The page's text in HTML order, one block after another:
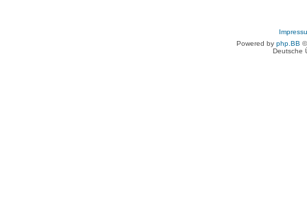
Powered by php.BB
Deutsche